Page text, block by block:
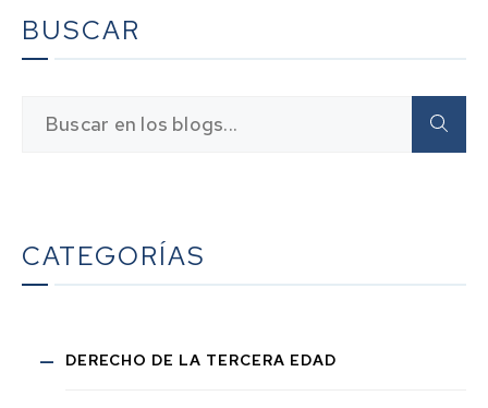
BUSCAR
CATEGORÍAS
DERECHO DE LA TERCERA EDAD